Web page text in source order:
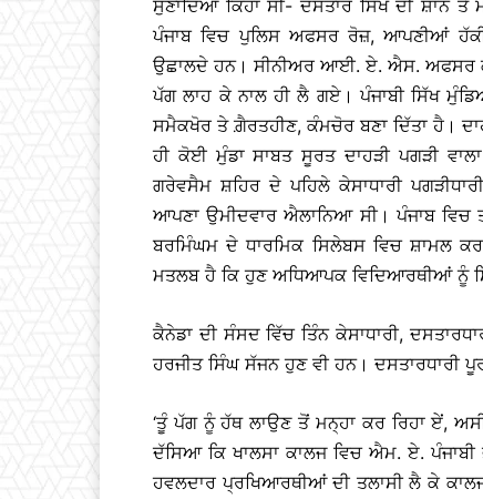
ਸੁਣਾਦਿਆਂ ਕਿਹਾ ਸੀ- ਦਸਤਾਰ ਸਿੱਖ ਦੀ ਸ਼ਾਨ
ਪੰਜਾਬ ਵਿਚ ਪੁਲਿਸ ਅਫਸਰ ਰੋਜ਼, ਆਪਣੀਆਂ
ਉਛਾਲਦੇ ਹਨ। ਸੀਨੀਅਰ ਆਈ. ਏ. ਐਸ. ਅਫਸਰ
ਪੱਗ ਲਾਹ ਕੇ ਨਾਲ ਹੀ ਲੈ ਗਏ। ਪੰਜਾਬੀ ਸਿੱਖ
ਸਮੈਕਖੋਰ ਤੇ ਗ਼ੈਰਤਹੀਣ, ਕੰਮਚੋਰ ਬਣਾ ਦਿੱਤਾ ਹੈ।
ਹੀ ਕੋਈ ਮੁੰਡਾ ਸਾਬਤ ਸੂਰਤ ਦਾਹੜੀ ਪਗੜੀ
ਗਰੇਵਸੈਮ ਸ਼ਹਿਰ ਦੇ ਪਹਿਲੇ ਕੇਸਾਧਾਰੀ
ਆਪਣਾ ਉਮੀਦਵਾਰ ਐਲਾਨਿਆ ਸੀ। ਪੰਜਾਬ ਵਿਚ
ਬਰਮਿੰਘਮ ਦੇ ਧਾਰਮਿਕ ਸਿਲੇਬਸ ਵਿਚ ਸ਼ਾਮਲ
ਮਤਲਬ ਹੈ ਕਿ ਹੁਣ ਅਧਿਆਪਕ ਵਿਦਿਆਰਥੀਆਂ ਨੂੰ
ਕੈਨੇਡਾ ਦੀ ਸੰਸਦ ਵਿੱਚ ਤਿੰਨ ਕੇਸਾਧਾਰੀ,
ਹਰਜੀਤ ਸਿੰਘ ਸੱਜਨ ਹੁਣ ਵੀ ਹਨ। ਦਸਤਾਰਧਾਰੀ
‘ਤੂੰ ਪੱਗ ਨੂੰ ਹੱਥ ਲਾਉਣ ਤੋਂ ਮਨ੍ਹਾ ਕਰ ਰਿਹਾ ਏਂ,
ਦੱਸਿਆ ਕਿ ਖਾਲਸਾ ਕਾਲਜ ਵਿਚ ਐਮ. ਏ.
ਹਵਲਦਾਰ ਪ੍ਰਖਿਆਰਥੀਆਂ ਦੀ ਤਲਾਸੀ ਲੈ ਕੇ